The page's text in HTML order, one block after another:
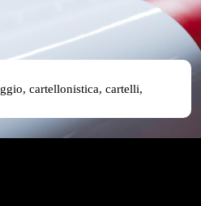
cartellonistica, cartelli,